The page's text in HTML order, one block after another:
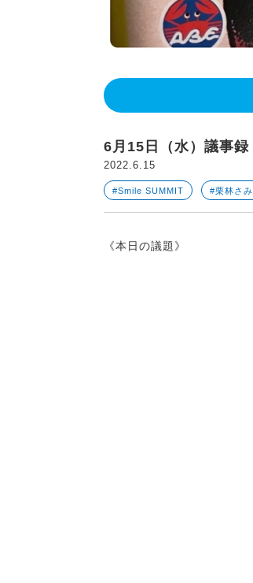
6月15日（水）議事録
2022.6.15
#Smile SUMMIT #栗林さみ
《本日の議題》